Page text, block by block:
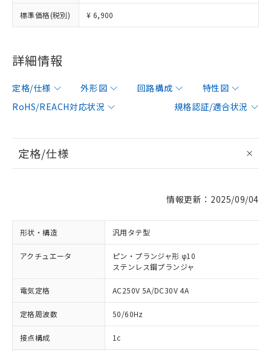
標準価格(税別) ¥ 6,900
詳細情報
定格/仕様 外形図 回路構成
特性図
RoHS/REACH対応状況
規格認証/適合状況
定格/仕様
情報更新：2025/09/04
形状・構造 汎用タテ型
アクチュエータ
ピン・プランジャ形 φ10
ステンレス鋼プランジャ
電気定格 AC250V 5A/DC30V 4A
定格周波数 50/60Hz
接点構成 1c